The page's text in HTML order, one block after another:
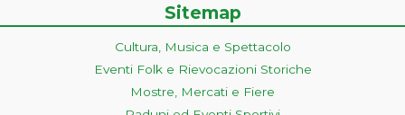
Sitemap
Cultura, Musica e Spettacolo
Eventi Folk e Rievocazioni Storiche
Mostre, Mercati e Fiere